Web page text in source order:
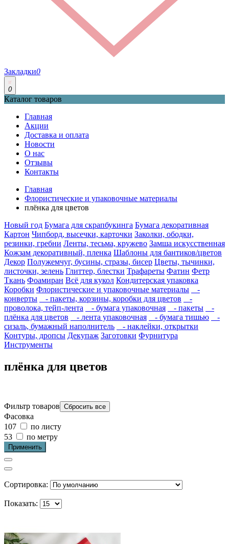
Закладки0
0
Каталог товаров
Главная
Акции
Доставка и оплата
Новости
О нас
Отзывы
Контакты
Главная
Флористические и упаковочные материалы
плёнка для цветов
Новый год Бумага для скрапбукинга Бумага декоративная
Картон Чипборд, высечки, карточки Заколки, ободки,
резинки, гребни Ленты, тесьма, кружево Замша искусственная
Кожзам декоративный, пленка Шаблоны для бантиков/цветов
Декор Полужемчуг, бусины, стразы, бисер Цветы, тычинки,
листочки, зелень Глиттер, блестки Трафареты Фатин Фетр
Ткань Фоамиран Всё для кукол Кондитерская упаковка
Коробки Флористические и упаковочные материалы
-
конверты
- пакеты, корзины, коробки для цветов
-
проволока, тейп-лента
- бумага упаковочная - пакеты
-
плёнка для цветов
- лента упаковочная - бумага тишью
-
сизаль, бумажный наполнитель
- наклейки, открытки
Контуры, дропсы Декупаж Заготовки Фурнитура
Инструменты
плёнка для цветов
Фильтр товаров
Фасовка
107
по листу
53
по метру
Сортировка:
Показать: